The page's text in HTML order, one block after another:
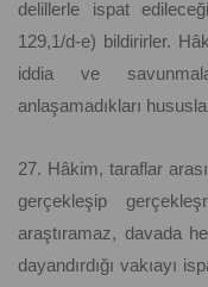
delillerle ispat
129,1/d-e) bildirirler.
iddia ve
anlaşamadıkları
27. Hâkim, taraflar
gerçekleşip
araştıramaz, davada
dayandırdığı vakıayı